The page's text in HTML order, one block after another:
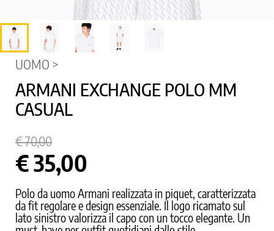
UOMO >
ARMANI EXCHANGE POLO MM
CASUAL
€ 70,00
€ 35,00
Polo da uomo Armani realizzata in piquet, caratterizzata
da fit regolare e design essenziale. Il logo ricamato sul
lato sinistro valorizza il capo con un tocco elegante. Un